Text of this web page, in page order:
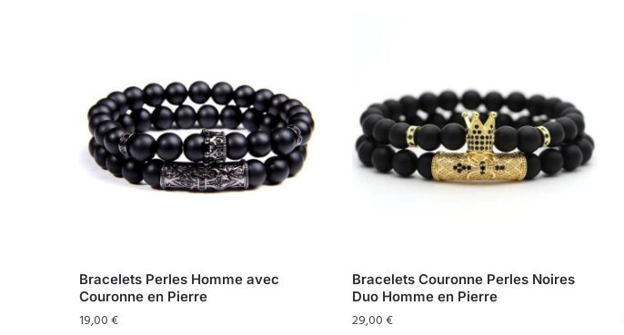
Bracelets Perles Homme avec
Couronne en Pierre
19,00€
Bracelets Couronne Perles Noires
Duo Homme en Pierre
29,00€